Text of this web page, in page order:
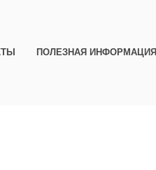
ПОЛЕЗНАЯ ИНФОРМАЦИЯ